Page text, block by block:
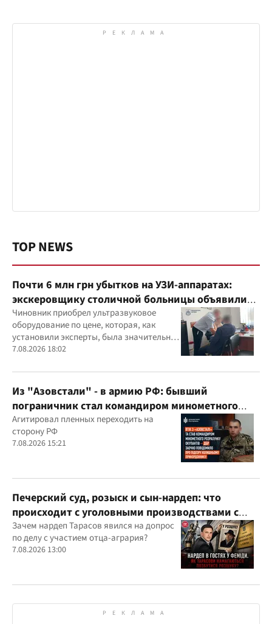
TOP NEWS
Почти 6 млн грн убытков на УЗИ-аппаратах:
экскеровщику столичной больницы объявили
подозрение
Чиновник приобрел ультразвуковое
оборудование по цене, которая, как
установили эксперты, была значительно
выше рыночной
7.08.2026 18:02
Из "Азовстали" - в армию РФ: бывший
пограничник стал командиром минометного
расчета оккупантов
Агитировал пленных переходить на
сторону РФ
7.08.2026 15:21
Печерский суд, розыск и сын-нардеп: что
происходит с уголовными производствами с
участием агробарона Тарасова?
Зачем нардеп Тарасов явился на допрос
по делу с участием отца-агрария?
7.08.2026 13:00